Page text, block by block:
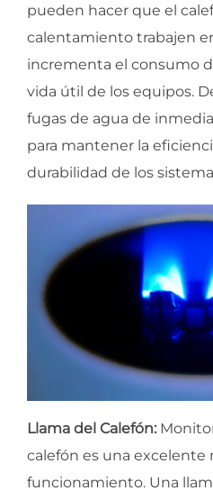
pueden hacer que el
calentamiento trabajen
incrementa el consumo
vida útil de los equipos.
fugas de agua de
para mantener la
durabilidad de los
Llama del Calefón:
calefón es una excelente
funcionamiento. Una